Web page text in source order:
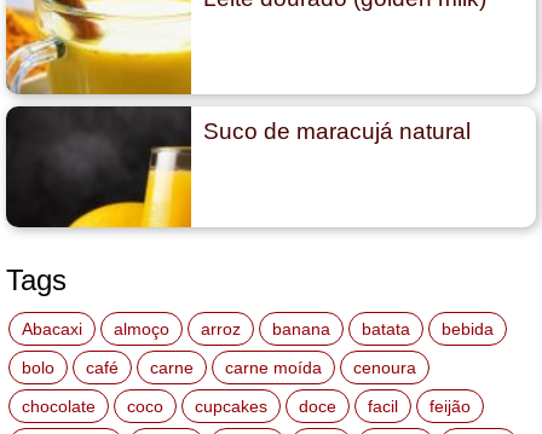
Suco de maracujá natural
Tags
Abacaxi almoço arroz banana batata
bebida
bolo
café carne carne moída
cenoura
chocolate
coco cupcakes doce facil
feijão